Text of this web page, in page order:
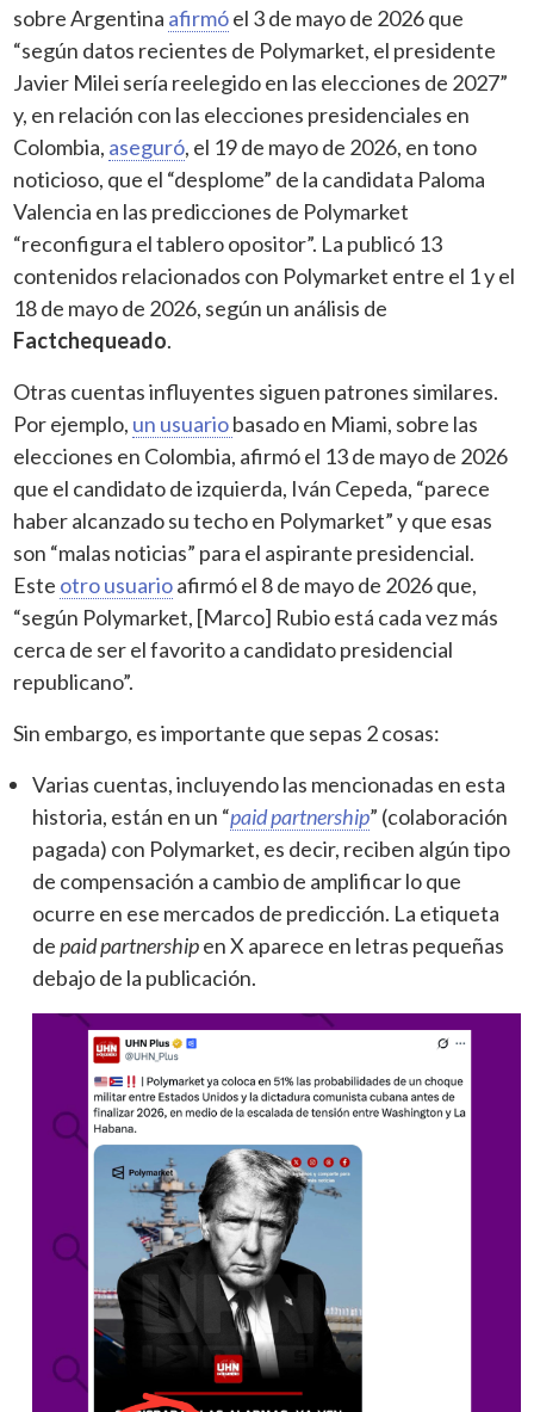
sobre Argentina afirmóel 3 de mayo de 2026 que
“según datos recientes de Polymarket, el presidente
Javier Milei sería reelegido en las elecciones de 2027”
y, en relación con las elecciones presidenciales en
Colombia, aseguró, el 19 de mayo de 2026, en tono
noticioso, que el “desplome” de la candidata Paloma
Valencia en las predicciones de Polymarket
“reconfigura el tablero opositor”. La publicó 13
contenidos relacionados con Polymarket entre el 1 y el
18 de mayo de 2026, según un análisis de
Factchequeado.
Otras cuentas influyentes siguen patrones similares.
Por ejemplo, un usuariobasado en Miami, sobre las
elecciones en Colombia, afirmó el 13 de mayo de 2026
que el candidato de izquierda, Iván Cepeda, “parece
haber alcanzado su techo en Polymarket” y que esas
son “malas noticias” para el aspirante presidencial.
Este otro usuarioafirmó el 8 de mayo de 2026 que,
“según Polymarket, [Marco] Rubio está cada vez más
cerca de ser el favorito a candidato presidencial
republicano”.
Sin embargo, es importante que sepas 2 cosas:
Varias cuentas, incluyendo las mencionadas en esta
historia, están en un “paid partnership” (colaboración
pagada) con Polymarket, es decir, reciben algún tipo
de compensación a cambio de amplificar lo que
ocurre en ese mercados de predicción. La etiqueta
depaid partnershipen X aparece en letras pequeñas
debajo de la publicación.